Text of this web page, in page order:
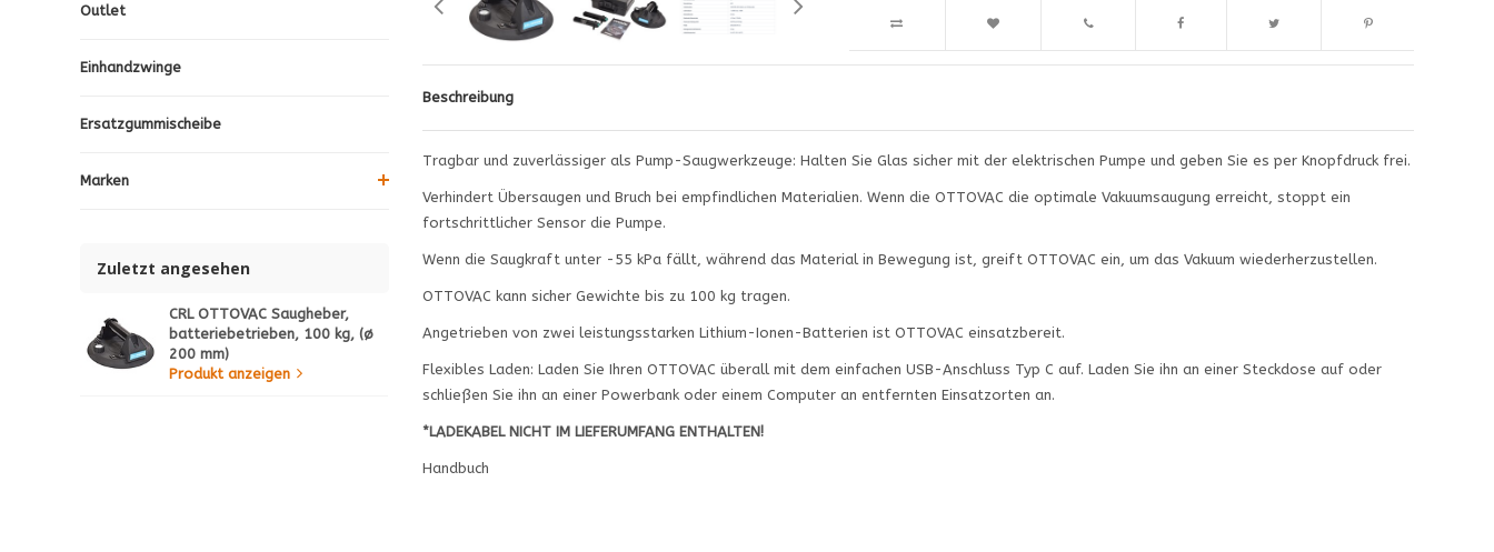
Outlet
Einhandzwinge
Ersatzgummischeibe
Marken
Zuletzt angesehen
CRL OTTOVAC Saugheber,
batteriebetrieben, 100 kg, (ø
200 mm)
Produkt anzeigen
Beschreibung
Tragbar und zuverlässiger als Pump-Saugwerkzeuge: Halten Sie Glas sicher mit der elektrischen Pumpe und geben Sie es per Knopfdruck frei.
Verhindert Übersaugen und Bruch bei empfindlichen Materialien. Wenn die OTTOVAC die optimale Vakuumsaugung erreicht, stoppt ein
fortschrittlicher Sensor die Pumpe.
Wenn die Saugkraft unter -55 kPa fällt, während das Material in Bewegung ist, greift OTTOVAC ein, um das Vakuum wiederherzustellen.
OTTOVAC kann sicher Gewichte bis zu 100 kg tragen.
Angetrieben von zwei leistungsstarken Lithium-Ionen-Batterien ist OTTOVAC einsatzbereit.
Flexibles Laden: Laden Sie Ihren OTTOVAC überall mit dem einfachen USB-Anschluss Typ C auf. Laden Sie ihn an einer Steckdose auf oder
schließen Sie ihn an einer Powerbank oder einem Computer an entfernten Einsatzorten an.
*LADEKABEL NICHT IM LIEFERUMFANG ENTHALTEN!
Handbuch